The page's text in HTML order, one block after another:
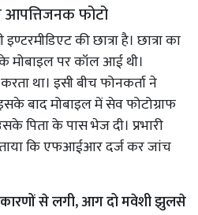
आपत्तिजनक फोटो
की छात्रा है। छात्रा का
मोबाइल पर कॉल आई थी।
था। इसी बीच फोनकर्ता ने
बाद मोबाइल में सेव फोटोग्राफ
पिता के पास भेज दी। प्रभारी
कि एफआईआर दर्ज कर जांच
कारणों से लगी, आग दो मवेशी झुलसे